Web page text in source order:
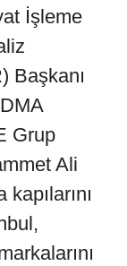
İşleme
Başkanı
Grup
Ali